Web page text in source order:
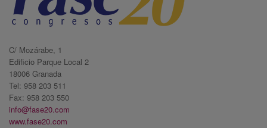
C/ Mozárabe, 1
Edificio Parque Local 2
18006 Granada
Tel: 958 203 511
Fax: 958 203 550
info@fase20.com
www.fase20.com